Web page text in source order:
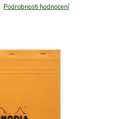
Podrobnosti hodnocení